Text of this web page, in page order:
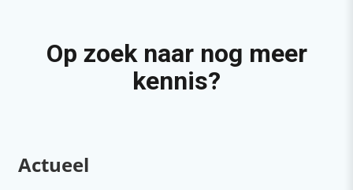
Op zoek naar nog meer
kennis?
Actueel